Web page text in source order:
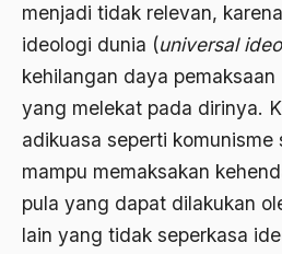
menjadi tidak relevan,
ideologi dunia (universal
kehilangan daya pemaksaan
yang melekat pada dirinya.
adikuasa seperti
mampu memaksakan
pula yang dapat dilakukan
lain yang tidak seperkasa
Al-Ikhwanu Al-Muslimun
Al-Ikhwanul Muslimin
al-Khalil Ibnu Ahmad al-Farahidi
Al-qua'an dan Hadist
al-quran